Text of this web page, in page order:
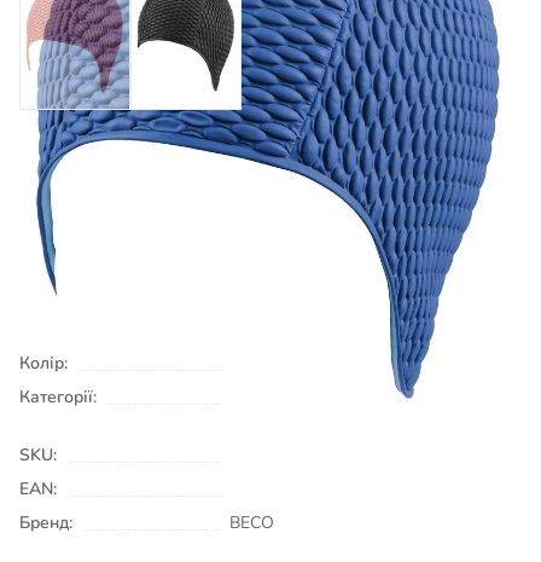
490
Є в наявності
Колір:
Категорії:
Шапочки для плавання
SKU:
EAN:
Бренд:
BECO